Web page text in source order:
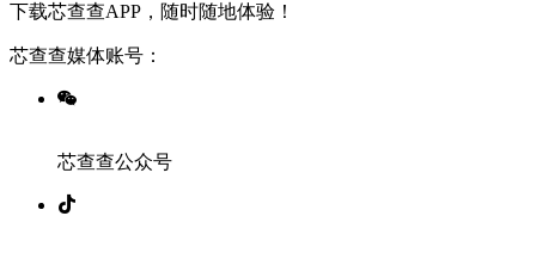
下载芯查查APP，随时随地体验！
芯查查媒体账号：
芯查查公众号